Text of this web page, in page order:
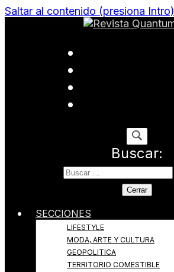
Saltar al contenido (presiona Intro)
Revista Quantums
Buscar:
Cerrar
SECCIONES
LIFESTYLE
MODA, ARTE Y CULTURA
GEOPOLITICA
TERRITORIO COMESTIBLE